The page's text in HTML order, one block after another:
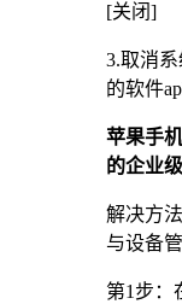
[关闭]
3.取消
的软件
苹果手
的企业
解决方
与设备
第1步：